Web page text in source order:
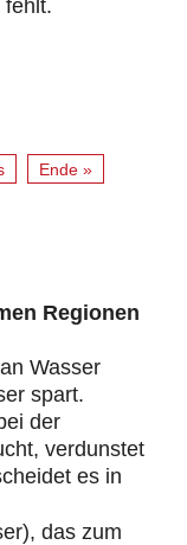
fehlt.
Ende »
Regionen
Wasser
spart.
der
verdunstet
es in
das zum